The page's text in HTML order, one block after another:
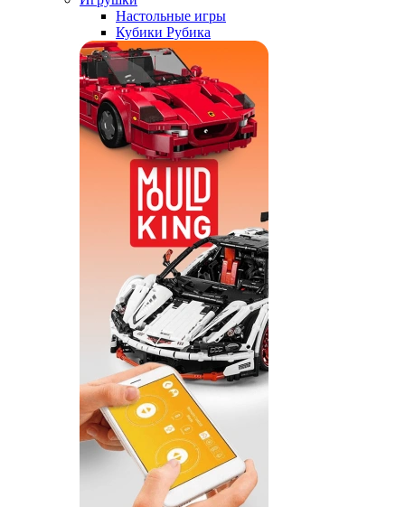
Настольные игры
Кубики Рубика